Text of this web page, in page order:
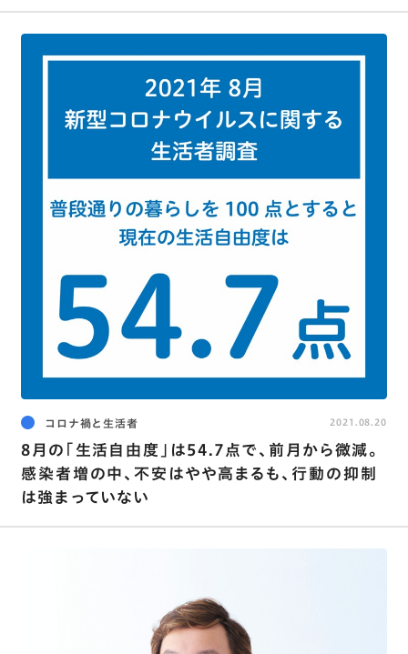
コロナ禍と生活者
8月の｢生活自由度｣は54.7点で､前月から微減。
感染者増の中､不安はやや高まるも､行動の抑制
は強まっていない
2021.08.20